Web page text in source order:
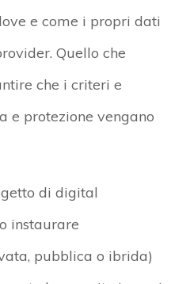
e come i propri dati
Quello che
che i criteri e
e protezione vengano
di digital
instaurare
pubblica o ibrida)